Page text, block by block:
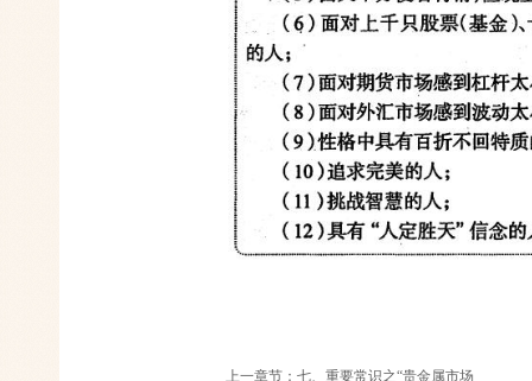
上一章节：七、重要常识之“贵金属市场